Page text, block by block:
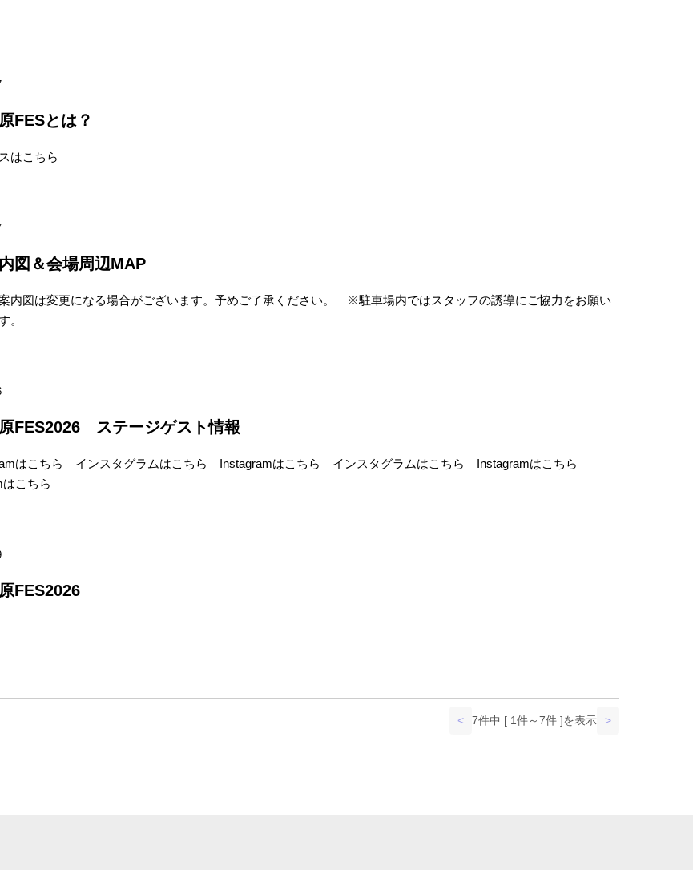
FESとは？
はこちら
図＆会場周辺MAP
図は変更になる場合がございます。予めご了承ください。 ※駐車場内ではスタッフの誘導にご協力をお願い
。
FES2026 ステージゲスト情報
はこちら インスタグラムはこちら Instagramはこちら インスタグラムはこちら Instagramはこちら
はこちら
FES2026
< 7件中 [ 1件～7件 ]を表示 >